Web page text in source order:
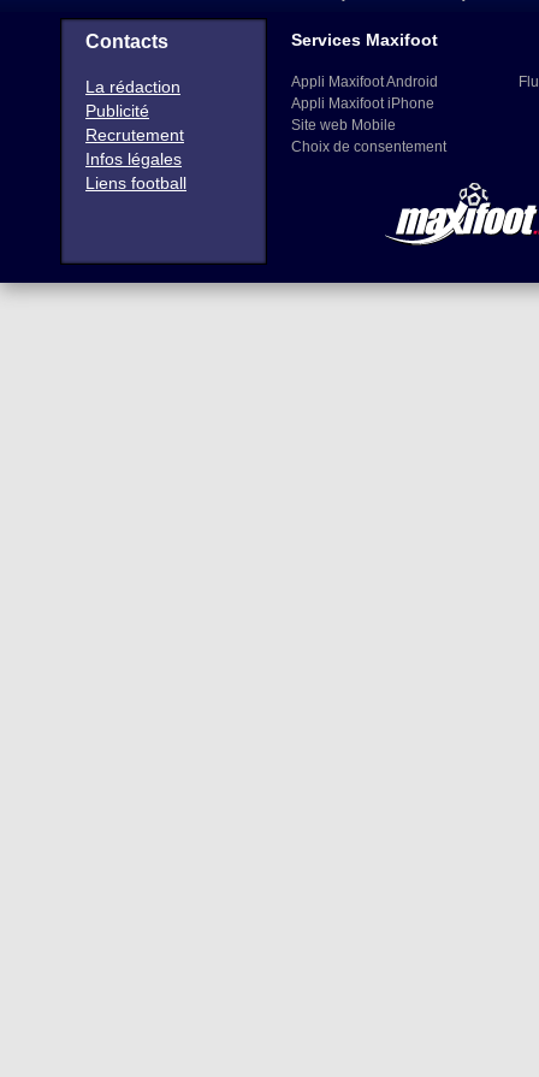
Contacts
La rédaction
Publicité
Recrutement
Infos légales
Liens football
Services Maxifoot
Appli Maxifoot Android
Appli Maxifoot iPhone
Site web Mobile
Choix de consentement